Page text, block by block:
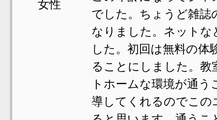
女性
でした。ちょうど雑誌
なりました。ネット
した。初回は無料の
ることにしました。
トホームな環境が通
導してくれるのでこの